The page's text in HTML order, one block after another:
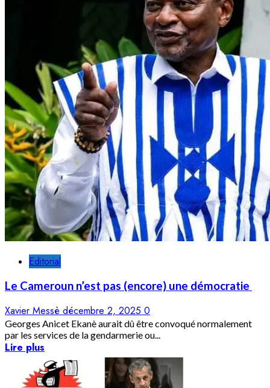
Editorial
Le Cameroun n’est pas (encore) une démocratie
Xavier Messè décembre 2, 2025 0
Georges Anicet Ekanè aurait dû être convoqué normalement
par les services de la gendarmerie ou...
Lire plus